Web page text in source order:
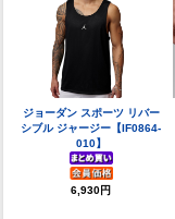
ジョーダン スポーツ リバー
シブル ジャージー【IF0864-
010】
6,930円